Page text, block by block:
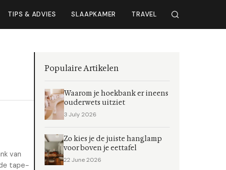
TIPS & ADVIES SLAAPKAMER TRAVEL
van
tape-
Populaire Artikelen
Waarom je hoekbank er ineens
ouderwets uitziet
3 July 2026
Zo kies je de juiste hanglamp
voor boven je eettafel
22 June 2026